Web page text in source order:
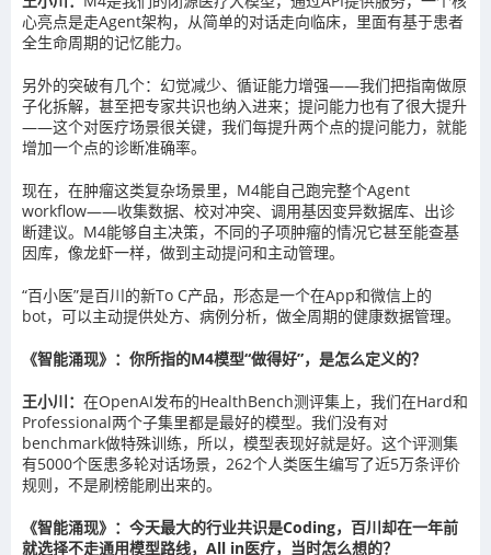
心亮点是走Agent架构，从简单的对话走向临床，里面有基于患者
全生命周期的记忆能力。
另外的突破有几个：幻觉减少、循证能力增强——我们把指南做原
子化拆解，甚至把专家共识也纳入进来；提问能力也有了很大提升
——这个对医疗场景很关键，我们每提升两个点的提问能力，就能
增加一个点的诊断准确率。
现在，在肿瘤这类复杂场景里，M4能自己跑完整个Agent
workflow——收集数据、校对冲突、调用基因变异数据库、出诊
断建议。M4能够自主决策，不同的子项肿瘤的情况它甚至能查基
因库，像龙虾一样，做到主动提问和主动管理。
“百小医”是百川的新To C产品，形态是一个在App和微信上的
bot，可以主动提供处方、病例分析，做全周期的健康数据管理。
《智能涌现》：你所指的M4模型“做得好”，是怎么定义的？
王小川： 在OpenAI发布的HealthBench测评集上，我们在Hard和
Professional两个子集里都是最好的模型。我们没有对
benchmark做特殊训练，所以，模型表现好就是好。这个评测集
有5000个医患多轮对话场景，262个人类医生编写了近5万条评价
规则，不是刷榜能刷出来的。
《智能涌现》：今天最大的行业共识是Coding，百川却在一年前
就选择不走通用模型路线，All in医疗，当时怎么想的？